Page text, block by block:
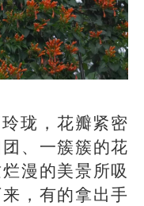
珑，花瓣紧密
、一簇簇的花
漫的美景所吸
，有的拿出手